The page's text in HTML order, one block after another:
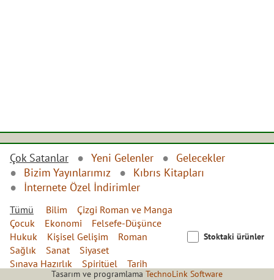
Çok Satanlar Yeni Gelenler
Gelecekler
Bizim Yayınlarımız
Kıbrıs Kitapları
İnternete Özel İndirimler
Tümü Bilim
Çizgi Roman ve Manga
Çocuk
Ekonomi
Felsefe-Düşünce
Hukuk
Kişisel Gelişim
Roman
Sağlık
Sanat
Siyaset
Sınava Hazırlık
Spiritüel Tarih
Stoktaki ürünler
Tasarım ve programlama TechnoLink Software